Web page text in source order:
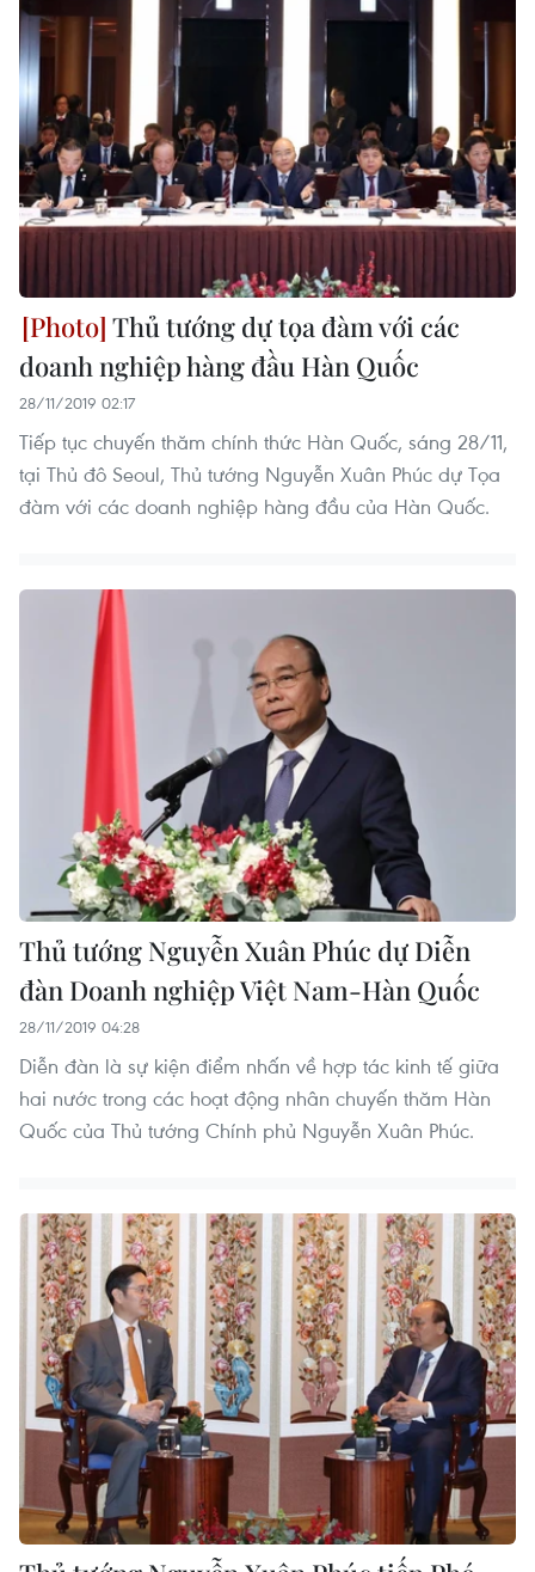
Thủ tướng dự tọa đàm với các
doanh nghiệp hàng đầu Hàn Quốc
28/11/2019 02:17
Tiếp tục chuyến thăm chính thức Hàn Quốc, sáng 28/11,
tại Thủ đô Seoul, Thủ tướng Nguyễn Xuân Phúc dự Tọa
đàm với các doanh nghiệp hàng đầu của Hàn Quốc.
Thủ tướng Nguyễn Xuân Phúc dự Diễn
đàn Doanh nghiệp Việt Nam-Hàn Quốc
28/11/2019 04:28
Diễn đàn là sự kiện điểm nhấn về hợp tác kinh tế giữa
hai nước trong các hoạt động nhân chuyến thăm Hàn
Quốc của Thủ tướng Chính phủ Nguyễn Xuân Phúc.